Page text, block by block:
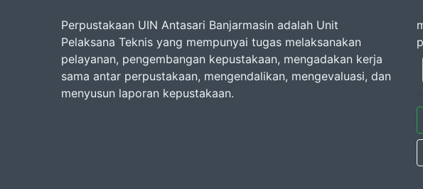
Perpustakaan UIN Antasari Banjarmasin adalah Unit
Pelaksana Teknis yang mempunyai tugas melaksanakan
pelayanan, pengembangan kepustakaan, mengadakan kerja
sama antar perpustakaan, mengendalikan, mengevaluasi, dan
menyusun laporan kepustakaan.